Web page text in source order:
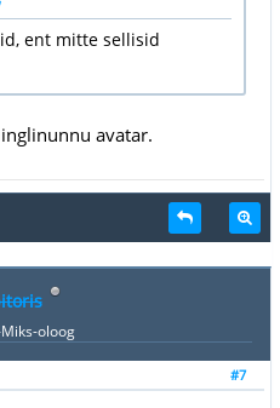
ent mitte sellisid
avatar.
oloog
#7